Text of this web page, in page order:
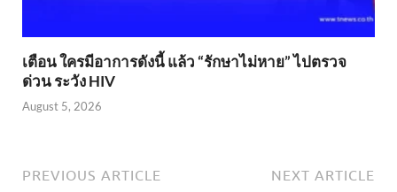
เตือน ใครมีอาการดังนี้ แล้ว “รักษาไม่หาย” ไปตรวจ
ด่วน ระวัง HIV
August 5, 2026
PREVIOUS ARTICLE NEXT ARTICLE